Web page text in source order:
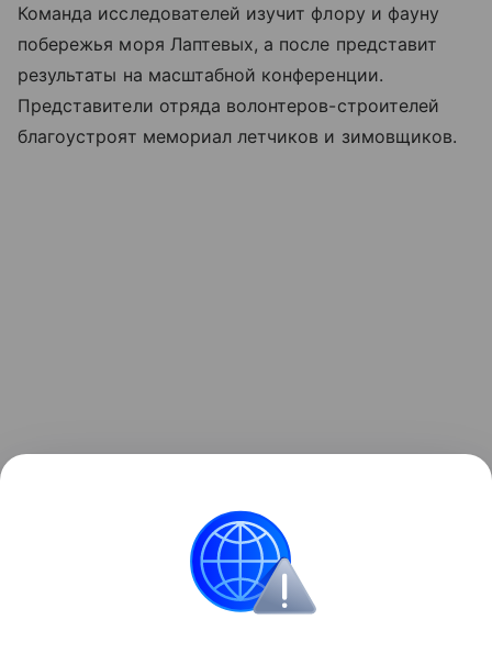
Команда исследователей изучит флору и фауну
побережья моря Лаптевых, а после представит
результаты на масштабной конференции.
Представители отряда волонтеров-строителей
благоустроят мемориал летчиков и зимовщиков.